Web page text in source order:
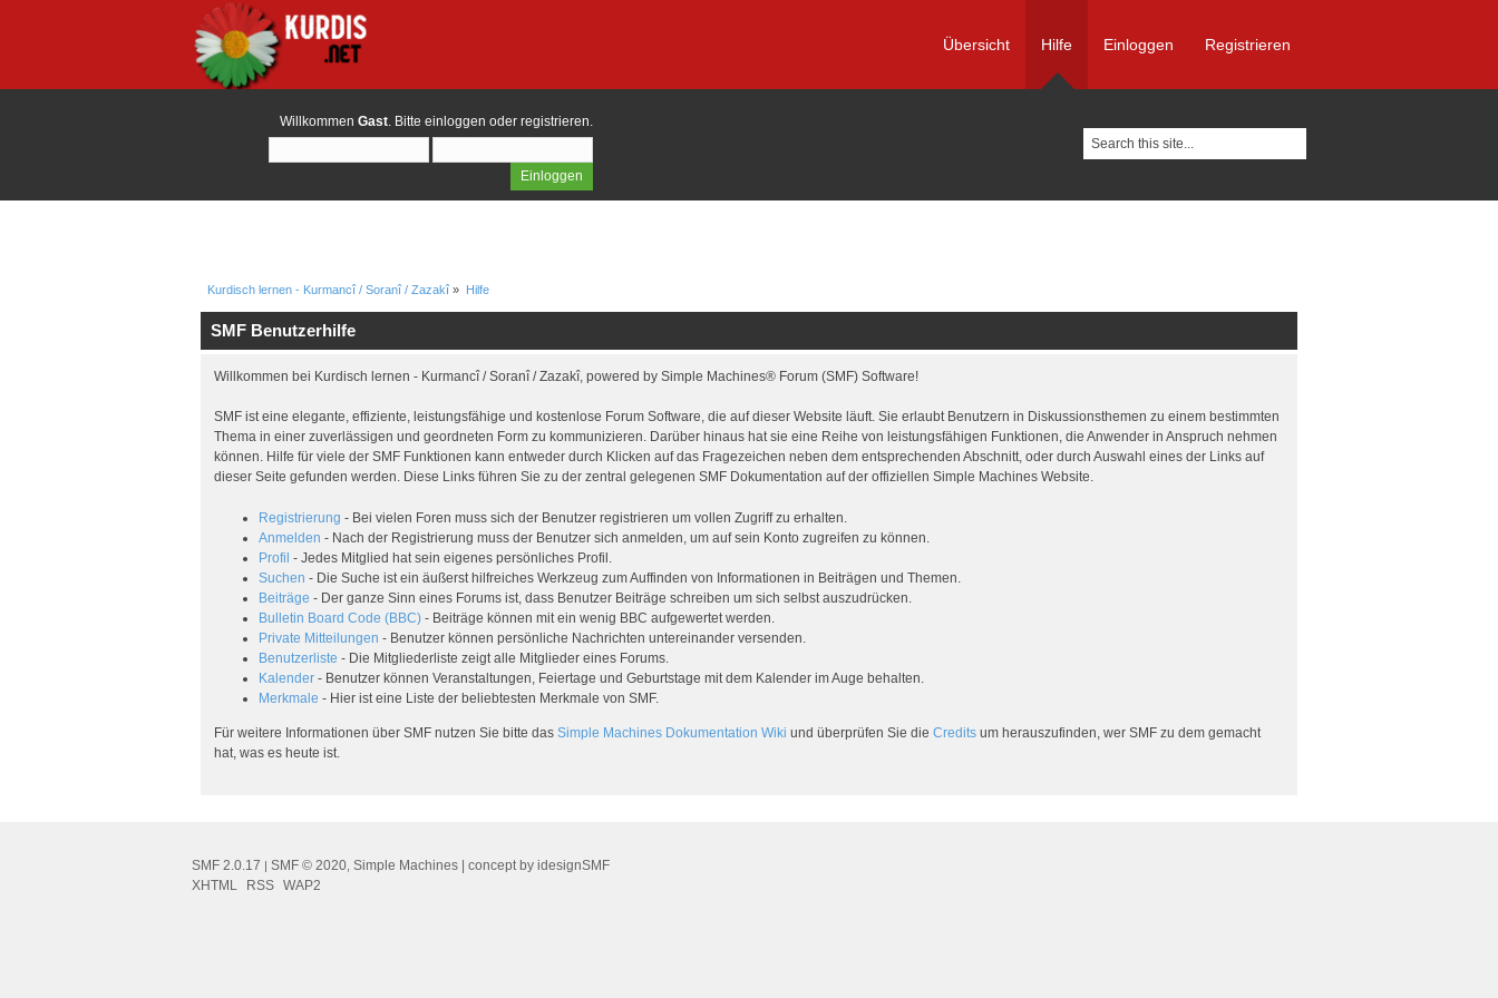
Übersicht Hilfe Einloggen Registrieren
Willkommen Gast. Bitte einloggen oder registrieren.
Kurdisch lernen - Kurmancî / Soranî / Zazakî » Hilfe
SMF Benutzerhilfe
Willkommen bei Kurdisch lernen - Kurmancî / Soranî / Zazakî, powered by Simple Machines® Forum (SMF) Software!
SMF ist eine elegante, effiziente, leistungsfähige und kostenlose Forum Software, die auf dieser Website läuft. Sie erlaubt Benutzern in Diskussionsthemen zu einem bestimmten
Thema in einer zuverlässigen und geordneten Form zu kommunizieren. Darüber hinaus hat sie eine Reihe von leistungsfähigen Funktionen, die Anwender in Anspruch nehmen
können. Hilfe für viele der SMF Funktionen kann entweder durch Klicken auf das Fragezeichen neben dem entsprechenden Abschnitt, oder durch Auswahl eines der Links auf
dieser Seite gefunden werden. Diese Links führen Sie zu der zentral gelegenen SMF Dokumentation auf der offiziellen Simple Machines Website.
Registrierung - Bei vielen Foren muss sich der Benutzer registrieren um vollen Zugriff zu erhalten.
Anmelden - Nach der Registrierung muss der Benutzer sich anmelden, um auf sein Konto zugreifen zu können.
Profil - Jedes Mitglied hat sein eigenes persönliches Profil.
Suchen - Die Suche ist ein äußerst hilfreiches Werkzeug zum Auffinden von Informationen in Beiträgen und Themen.
Beiträge - Der ganze Sinn eines Forums ist, dass Benutzer Beiträge schreiben um sich selbst auszudrücken.
Bulletin Board Code (BBC) - Beiträge können mit ein wenig BBC aufgewertet werden.
Private Mitteilungen - Benutzer können persönliche Nachrichten untereinander versenden.
Benutzerliste - Die Mitgliederliste zeigt alle Mitglieder eines Forums.
Kalender - Benutzer können Veranstaltungen, Feiertage und Geburtstage mit dem Kalender im Auge behalten.
Merkmale - Hier ist eine Liste der beliebtesten Merkmale von SMF.
Für weitere Informationen über SMF nutzen Sie bitte dasSimple Machines Dokumentation Wiki und überprüfen Sie dieCredits um herauszufinden, wer SMF zu dem gemacht
hat, was es heute ist.
SMF 2.0.17 SMF © 2020 Simple Machines | concept by idesignSMF
XHTML
RSS WAP2